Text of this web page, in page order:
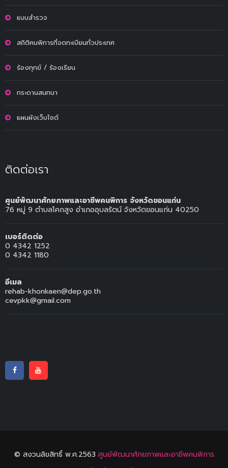
แบบสำรวจ
สถิติคนพิการที่จดทะเบียนทั่วประเทศ
ร้องทุกข์ / ร้องเรียน
กระดานสนทนา
แผนผังเว็บไซต์
ติดต่อเรา
ศูนย์พัฒนาศักยภาพและอาชีพคนพิการ จังหวัดขอนแก่น
76 หมู่ 9 ตำบลโคกสูง อำเภออุบลรัตน์ จังหวัดขอนแก่น 40250
เบอร์ติดต่อ
0 4342 1252
0 4342 1180
อีเมล
rehab-khonkaen@dep.go.th
cevpkk@gmail.com
© สงวนลิขสิทธิ์ พ.ศ.2563 ศูนย์พัฒนาศักยภาพและอาชีพคนพิการ